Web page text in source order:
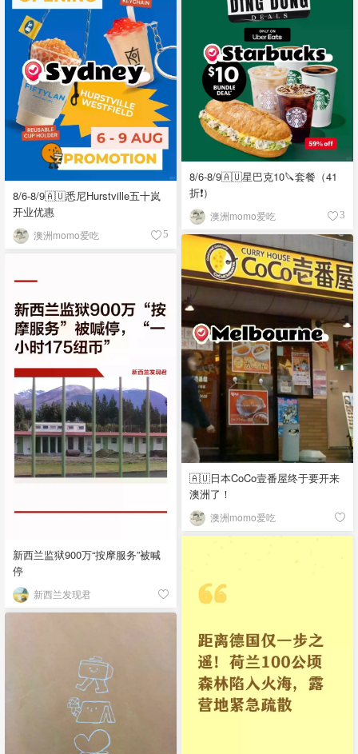
8/6-8/9🇦🇺悉尼Hurstville五十岚
开业优惠
澳洲momo爱吃 5
8/6-8/9🇦🇺星巴克10🔪套餐（41
折❗）
澳洲momo爱吃 3
🇦🇺日本CoCo壹番屋终于要开来
澳洲了！
澳洲momo爱吃
新西兰监狱900万“按摩服务”被喊
停
新西兰发现君